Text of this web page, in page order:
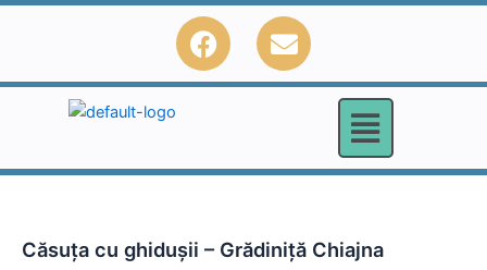
Skip
F
a
c
o
E
n
v
o
Căsuța cu ghidușii – Grădiniță Chiajna